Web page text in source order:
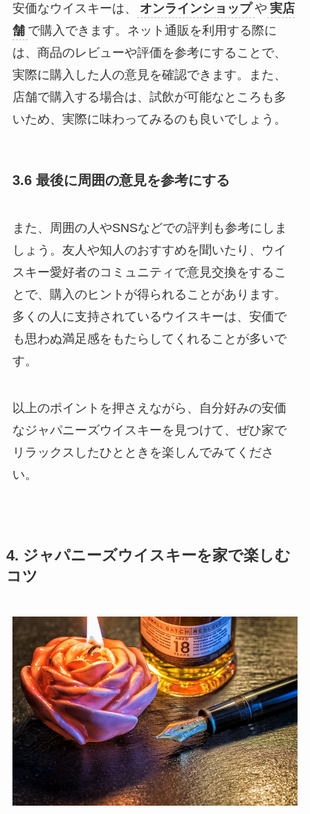
安価なウイスキーは、 オンラインショップ や 実店
舗 で購入できます。ネット通販を利用する際に
は、商品のレビューや評価を参考にすることで、
実際に購入した人の意見を確認できます。また、
店舗で購入する場合は、試飲が可能なところも多
いため、実際に味わってみるのも良いでしょう。
3.6 最後に周囲の意見を参考にする
また、周囲の人やSNSなどでの評判も参考にしま
しょう。友人や知人のおすすめを聞いたり、ウイ
スキー愛好者のコミュニティで意見交換をするこ
とで、購入のヒントが得られることがあります。
多くの人に支持されているウイスキーは、安価で
も思わぬ満足感をもたらしてくれることが多いで
す。
以上のポイントを押さえながら、自分好みの安価
なジャパニーズウイスキーを見つけて、ぜひ家で
リラックスしたひとときを楽しんでみてくださ
い。
4. ジャパニーズウイスキーを家で楽しむ
コツ